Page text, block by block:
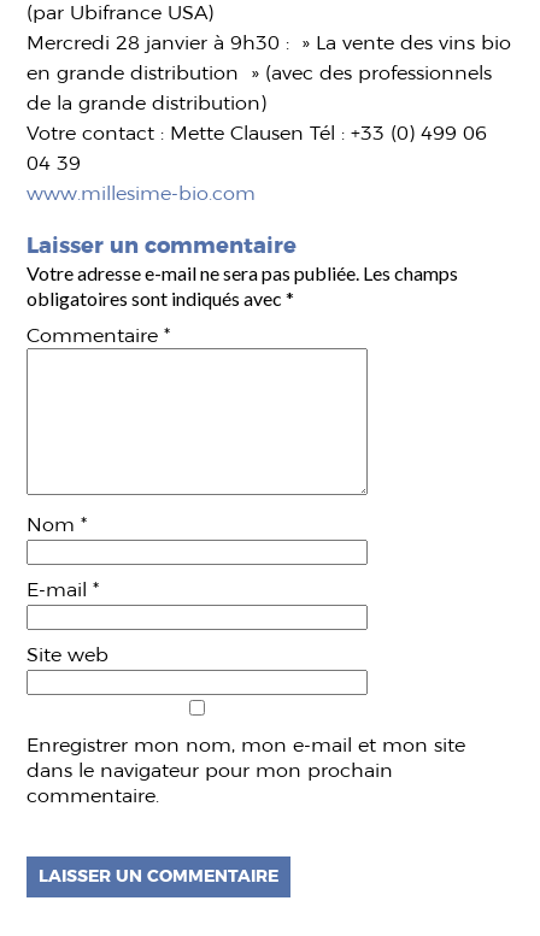
(par Ubifrance USA)
Mercredi 28 janvier à 9h30 : » La vente des vins bio
en grande distribution » (avec des professionnels
de la grande distribution)
Votre contact : Mette Clausen Tél : +33 (0) 499 06
04 39
www.millesime-bio.com
Laisser un commentaire
Votre adresse e-mail ne sera pas publiée. Les champs
obligatoires sont indiqués avec*
Commentaire*
Nom*
E-mail*
Site web
Enregistrer mon nom, mon e-mail et mon site
dans le navigateur pour mon prochain
commentaire.